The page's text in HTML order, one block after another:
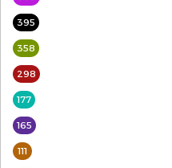
395
358
298
177
165
111